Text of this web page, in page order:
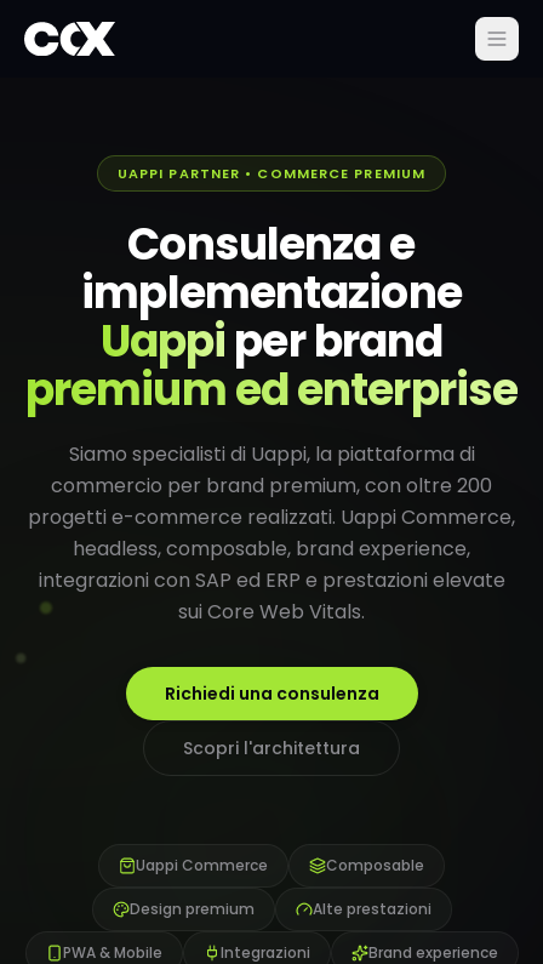
UAPPI PARTNER • COMMERCE PREMIUM
Consulenza e
implementazione
Uappiper brand
premium ed enterprise
Siamo specialisti di Uappi, la piattaforma di
commercio per brand premium, con oltre 200
progetti e-commerce realizzati. Uappi Commerce,
headless, composable, brand experience,
integrazioni con SAP ed ERP e prestazioni elevate
sui Core Web Vitals.
Richiedi una consulenza
Scopri l'architettura
Uappi Commerce Composable
Design premium Alte prestazioni
PWA & Mobile Integrazioni Brand experience